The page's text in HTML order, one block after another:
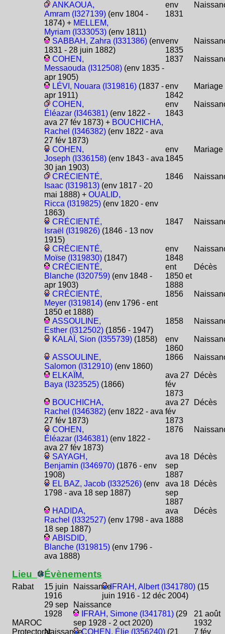
ANKAOUA,
Amram (I327139) (env 1804 -
1874) + MELLEM,
Myriam (I333053) (env 1811)
env
1831
SABBAH, Zahra (I331386) (env
1831 - 28 juin 1882)
env
1835
COHEN,
Messaouda (I312508) (env 1835 -
apr 1905)
1837
LÉVI, Nouara (I319816) (1837 -
apr 1911)
env
1842
Mariage
COHEN,
Éléazar (I346381) (env 1822 -
ava 27 fév 1873) + BOUCHICHA,
Rachel (I346382) (env 1822 - ava
27 fév 1873)
env
1843
COHEN,
Joseph (I336158) (env 1843 - ava
30 jan 1903)
env
1845
Mariage
CRÉCIENTÉ,
Isaac (I319813) (env 1817 - 20
mai 1888) +OUALID,
Ricca (I319825) (env 1820 - env
1863)
1846
CRÉCIENTÉ,
Israël (I319826) (1846 - 13 nov
1915)
1847
CRÉCIENTÉ,
Moïse (I319830) (1847)
env
1848
CRÉCIENTÉ,
Blanche (I320759) (env 1848 -
apr 1903)
ent
1850 et
1888
Décès
CRÉCIENTÉ,
Meyer (I319814) (env 1796 - ent
1850 et 1888)
1856
ASSOULINE,
Esther (I312502) (1856 - 1947)
1858
KALAÏ, Sion (I355739) (1858)
env
1860
ASSOULINE,
Salomon (I312910) (env 1860)
1866
ELKAÏM,
Baya (I323525) (1866)
ava 27
fév
1873
Décès
BOUCHICHA,
Rachel (I346382) (env 1822 - ava
27 fév 1873)
ava 27
fév
1873
Décès
COHEN,
Éléazar (I346381) (env 1822 -
ava 27 fév 1873)
1876
SAYAGH,
Benjamin (I346970) (1876 - env
1908)
ava 18
sep
1887
Décès
EL BAZ, Jacob (I332526) (env
1798 - ava 18 sep 1887)
ava 18
sep
1887
Décès
HADIDA,
Rachel (I332527) (env 1798 - ava
18 sep 1887)
ava
1888
Décès
ABISDID,
Blanche (I319815) (env 1796 -
ava 1888)
Lieu
Rabat
MAROC
Protectorat
Évènements
15 juin
1916
NaissanceIFRAH, Albert (I341780) (15
juin 1916 - 12 déc 2004)
29 sep
1928
Naissance
IFRAH, Simone (I341781)(29
sep 1928 - 2 oct 2020)
21 août
1932
NaissanceCOHEN, Élie (I356240)(21 7 fév